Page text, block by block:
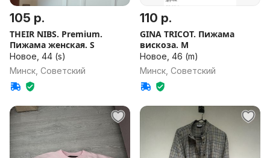
105 р.
THEIR NIBS. Premium.
Пижама женская. S
Новое, 44 (s)
Минск, Советский
110 р.
GINA TRICOT. Пижама
вискоза. M
Новое, 46 (m)
Минск, Советский